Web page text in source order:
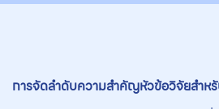
การจัดลำดับความสำคัญหัวข้อวิจัยสำหรั